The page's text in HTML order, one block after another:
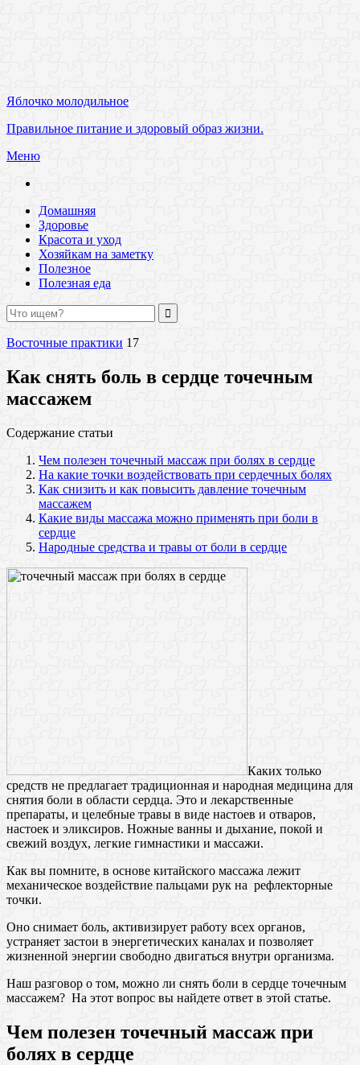
Яблочко молодильное
Правильное питание и здоровый образ жизни.
Меню
Домашняя
Здоровье
Красота и уход
Хозяйкам на заметку
Полезное
Полезная еда
Восточные практики 17
Как снять боль в сердце точечным
массажем
Содержание статьи
Чем полезен точечный массаж при болях в сердце
На какие точки воздействовать при сердечных болях
Как снизить и как повысить давление точечным
массажем
Какие виды массажа можно применять при боли в
сердце
Народные средства и травы от боли в сердце
Каких только
средств не предлагает традиционная и народная медицина для
снятия боли в области сердца. Это и лекарственные
препараты, и целебные травы в виде настоев и отваров,
настоек и эликсиров. Ножные ванны и дыхание, покой и
свежий воздух, легкие гимнастики и массажи.
Как вы помните, в основе китайского массажа лежит
механическое воздействие пальцами рук на рефлекторные
точки.
Оно снимает боль, активизирует работу всех органов,
устраняет застои в энергетических каналах и позволяет
жизненной энергии свободно двигаться внутри организма.
Наш разговор о том, можно ли снять боли в сердце точечным
массажем? На этот вопрос вы найдете ответ в этой статье.
Чем полезен точечный массаж при
болях в сердце